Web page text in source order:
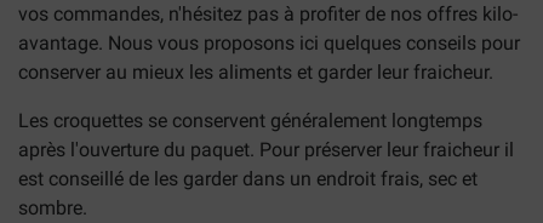
vos commandes, n'hésitez pas à profiter de nos offres kilo-
avantage. Nous vous proposons ici quelques conseils pour
conserver au mieux les aliments et garder leur fraicheur.
Les croquettes se conservent généralement longtemps
après l'ouverture du paquet. Pour préserver leur fraicheur il
est conseillé de les garder dans un endroit frais, sec et
sombre.